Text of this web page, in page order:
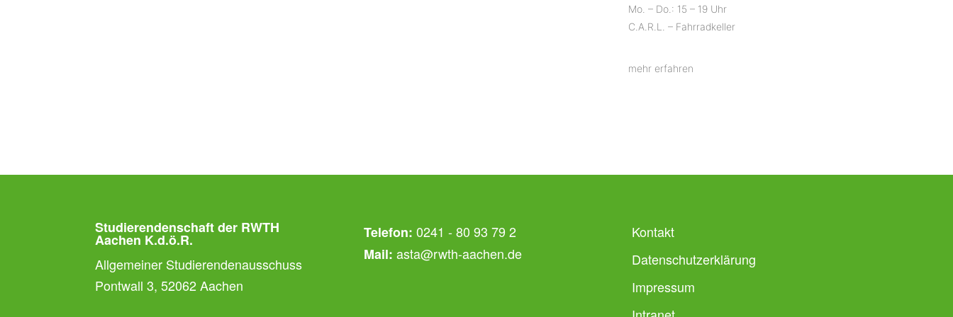
Mo. – Do.: 15 – 19 Uhr
C.A.R.L. – Fahrradkeller
mehr erfahren
Studierendenschaft der RWTH
Aachen K.d.ö.R.
Allgemeiner Studierendenausschuss
Pontwall 3, 52062 Aachen
Telefon: 0241 - 80 93 79 2
Mail: asta@rwth-aachen.de
Kontakt
Datenschutzerklärung
Impressum